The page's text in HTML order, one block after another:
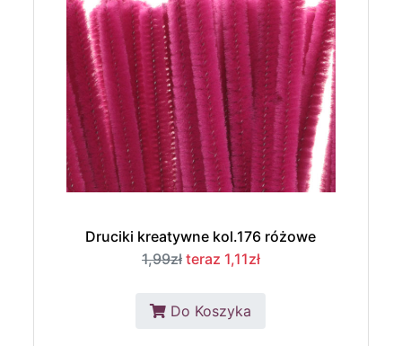
Druciki kreatywne kol.176 różowe
1,99zł teraz 1,11zł
Do Koszyka